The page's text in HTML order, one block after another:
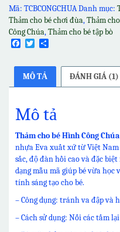
Hình
Công
Chúa
số
Mã: TCBCONGCHUADanh mục:
Thảm cho bé chơi đùa,Thảm
Công Chúa,Thảm cho bé tập bò
Facebook
Twitter
MÔ TẢ ĐÁNH GIÁ (1)
Mô tả
Thảm cho bé Hình Công Chúa
nhựa Eva xuất xứ từ Việt
sắc, độ đàn hồi cao và đặc
dạng mẫu mã giúp bé vừa học
tính sáng tạo cho bé.
– Công dụng: tránh va đập và
– Cách sử dụng: Nối các tấm